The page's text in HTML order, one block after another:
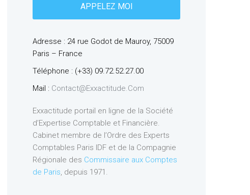
Adresse : 24 rue Godot de Mauroy, 75009
Paris – France
Téléphone : (+33) 09.72.52.27.00
Mail : Contact@exxactitude.com
Exxactitude portail en ligne de la Société
d’Expertise Comptable et Financière.
Cabinet membre de l’Ordre des Experts
Comptables Paris IDF et de la Compagnie
Régionale des Commissaire aux Comptes
de Paris, depuis 1971.